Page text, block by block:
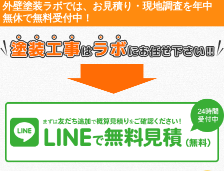
外壁塗装ラボでは、お見積り・現地調査を年中
無休で無料受付中！